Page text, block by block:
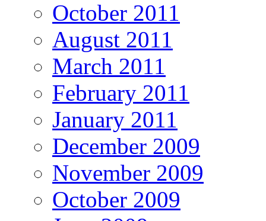
October 2011
August 2011
March 2011
February 2011
January 2011
December 2009
November 2009
October 2009